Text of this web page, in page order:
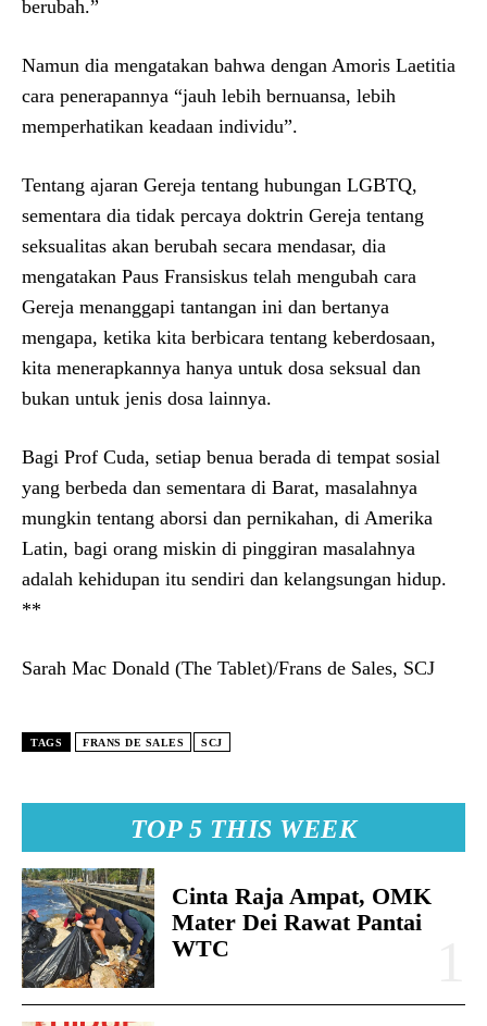
TOP 5 THIS WEEK
Cinta Raja Ampat, OMK
Mater Dei Rawat Pantai
WTC
berubah.”
Namun dia mengatakan bahwa dengan Amoris Laetitia
cara penerapannya “jauh lebih bernuansa, lebih
memperhatikan keadaan individu”.
Tentang ajaran Gereja tentang hubungan LGBTQ,
sementara dia tidak percaya doktrin Gereja tentang
seksualitas akan berubah secara mendasar, dia
mengatakan Paus Fransiskus telah mengubah cara
Gereja menanggapi tantangan ini dan bertanya
mengapa, ketika kita berbicara tentang keberdosaan,
kita menerapkannya hanya untuk dosa seksual dan
bukan untuk jenis dosa lainnya.
Bagi Prof Cuda, setiap benua berada di tempat sosial
yang berbeda dan sementara di Barat, masalahnya
mungkin tentang aborsi dan pernikahan, di Amerika
Latin, bagi orang miskin di pinggiran masalahnya
adalah kehidupan itu sendiri dan kelangsungan hidup.
**
Sarah Mac Donald (The Tablet)/Frans de Sales, SCJ
TAGS FRANS DE SALES SCJ